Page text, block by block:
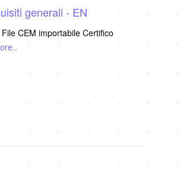
generali - EN
CEM importabile Certifico